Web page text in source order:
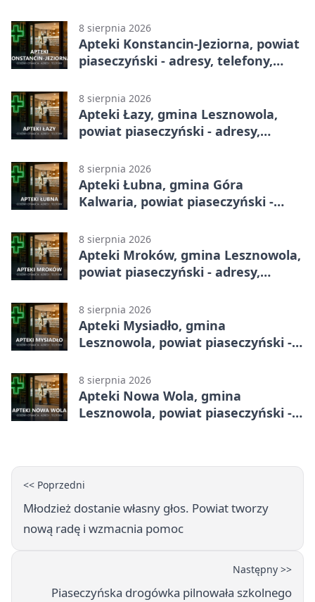
8 sierpnia 2026
Apteki Konstancin-Jeziorna, powiat
piaseczyński - adresy, telefony,
8 sierpnia 2026
Apteki Łazy, gmina Lesznowola,
powiat piaseczyński - adresy,
8 sierpnia 2026
Apteki Łubna, gmina Góra
Kalwaria, powiat piaseczyński -
8 sierpnia 2026
Apteki Mroków, gmina Lesznowola,
powiat piaseczyński - adresy,
8 sierpnia 2026
Apteki Mysiadło, gmina
Lesznowola, powiat piaseczyński -
8 sierpnia 2026
Apteki Nowa Wola, gmina
Lesznowola, powiat piaseczyński -
<< Poprzedni
Młodzież dostanie własny głos. Powiat tworzy
nową radę i wzmacnia pomoc
Następny >>
Piaseczyńska drogówka pilnowała szkolnego